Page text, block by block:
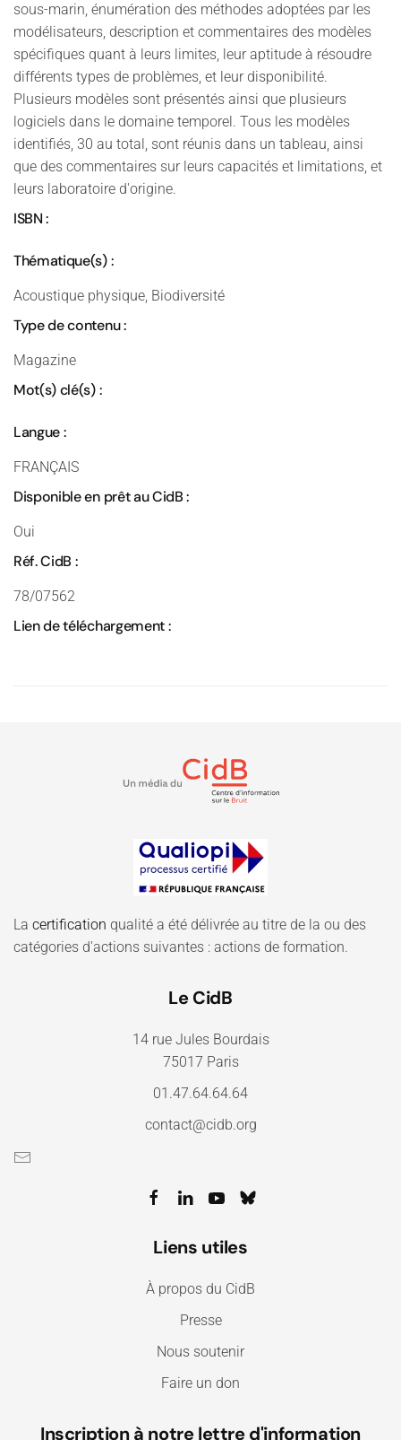
sous-marin, énumération des méthodes adoptées par les
modélisateurs, description et commentaires des modèles
spécifiques quant à leurs limites, leur aptitude à résoudre
différents types de problèmes, et leur disponibilité.
Plusieurs modèles sont présentés ainsi que plusieurs
logiciels dans le domaine temporel. Tous les modèles
identifiés, 30 au total, sont réunis dans un tableau, ainsi
que des commentaires sur leurs capacités et limitations, et
leurs laboratoire d'origine.
ISBN :
Thématique(s) :
Acoustique physique, Biodiversité
Type de contenu :
Magazine
Mot(s) clé(s) :
Langue :
FRANÇAIS
Disponible en prêt au CidB :
Oui
Réf. CidB :
78/07562
Lien de téléchargement :
La certification qualité a été délivrée au titre de la ou des
catégories d'actions suivantes : actions de formation.
Le CidB
14 rue Jules Bourdais
75017 Paris
01.47.64.64.64
contact@cidb.org
Liens utiles
À propos du CidB
Presse
Nous soutenir
Faire un don
Inscription à notre lettre d'information